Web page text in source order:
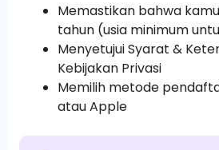
Memastikan bahwa
tahun (usia minimum
Menyetujui Syarat &
Kebijakan Privasi
Memilih metode
atau Apple